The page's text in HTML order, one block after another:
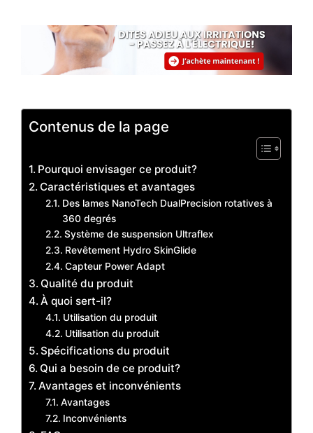
Contenus de la page
Pourquoi envisager ce produit?
Caractéristiques et avantages
Des lames NanoTech DualPrecision rotatives à
360 degrés
Système de suspension Ultraflex
Revêtement Hydro SkinGlide
Capteur Power Adapt
Qualité du produit
À quoi sert-il?
Utilisation du produit
Utilisation du produit
Spécifications du produit
Qui a besoin de ce produit?
Avantages et inconvénients
Avantages
Inconvénients